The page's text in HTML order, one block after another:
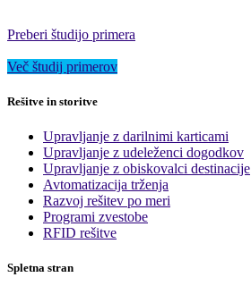
Preberi študijo primera
Več študij primerov
Rešitve in storitve
Upravljanje z darilnimi karticami
Upravljanje z udeleženci dogodkov
Upravljanje z obiskovalci destinacije
Avtomatizacija trženja
Razvoj rešitev po meri
Programi zvestobe
RFID rešitve
Spletna stran